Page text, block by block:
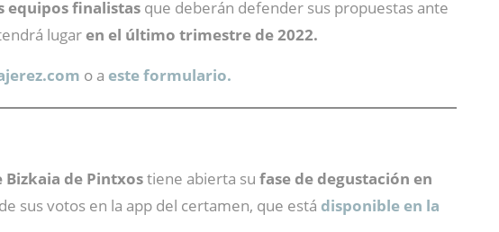
equipos finalistas que deberán defender sus propuestas ante
lugaren el último trimestre de 2022.
o a este formulario.
Bizkaia de Pintxostiene abierta su fase de degustación en
sus votos en la app del certamen, que está disponible en la